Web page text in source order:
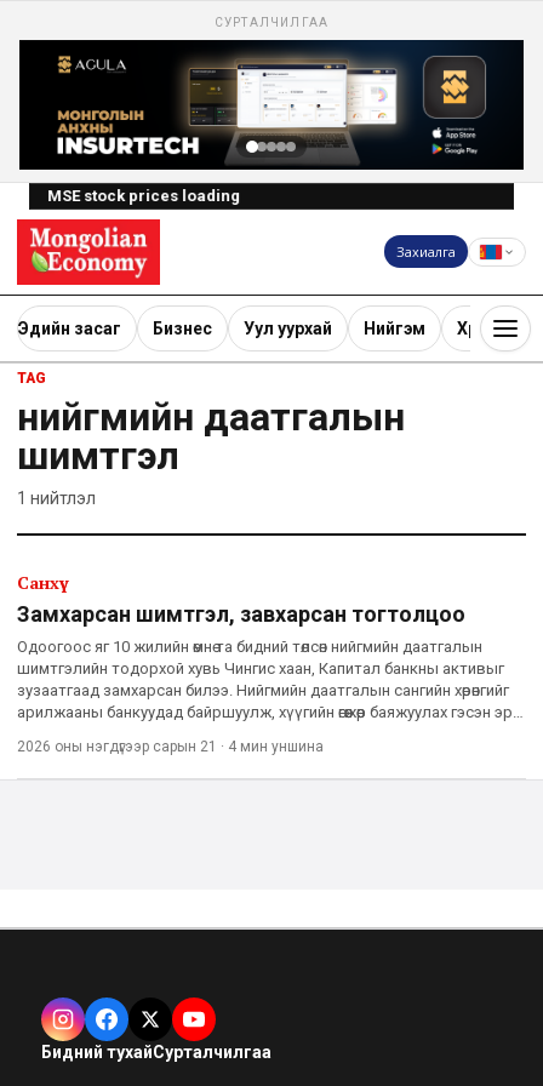
СУРТАЛЧИЛГАА
MSE stock prices loading
Захиалга
Эдийн засаг Бизнес Уул уурхай Нийгэм Хөрөнгө
TAG
нийгмийн даатгалын
шимтгэл
1 нийтлэл
Санхүү
Замхарсан шимтгэл, завхарсан тогтолцоо
Одоогоос яг 10 жилийн өмнө та бидний төлсөн нийгмийн даатгалын
шимтгэлийн тодорхой хувь Чингис хаан, Капитал банкны активыг
зузаатгаад замхарсан билээ. Нийгмийн даатгалын сангийн хөрөнгийг
арилжааны банкуудад байршуулж, хүүгийн өгөөжөөр баяжуулах гэсэн эрх
2026 оны нэгдүгээр сарын 21 · 4 мин уншина
Бидний тухайСурталчилгаа